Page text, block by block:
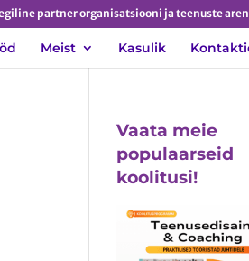
partner organisatsiooni ja teenuste
Meist Kasulik
Vaata meie
populaarseid
koolitusi!